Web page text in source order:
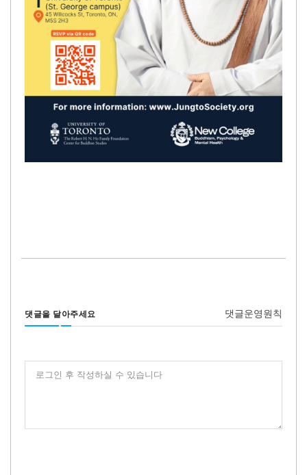
댓글을 달아주세요 댓글운영원칙
로그인 후 작성하실 수 있습니다